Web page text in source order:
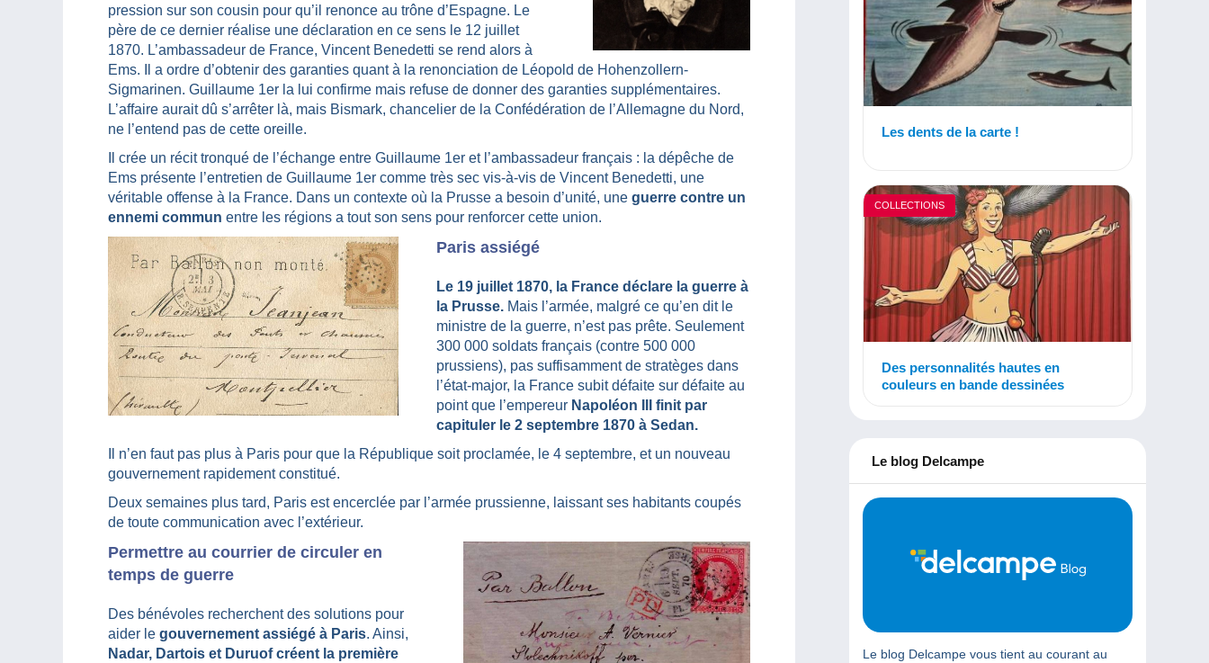
pression sur son cousin pour qu’il renonce au trône d’Espagne. Le
père de ce dernier réalise une déclaration en ce sens le 12 juillet
1870. L’ambassadeur de France, Vincent Benedetti se rend alors à
Ems. Il a ordre d’obtenir des garanties quant à la renonciation de Léopold de Hohenzollern-
Sigmarinen. Guillaume 1er la lui confirme mais refuse de donner des garanties supplémentaires.
L’affaire aurait dû s’arrêter là, mais Bismark, chancelier de la Confédération de l’Allemagne du Nord,
ne l’entend pas de cette oreille.
Il crée un récit tronqué de l’échange entre Guillaume 1er et l’ambassadeur français : la dépêche de
Ems présente l’entretien de Guillaume 1er comme très sec vis-à-vis de Vincent Benedetti, une
véritable offense à la France. Dans un contexte où la Prusse a besoin d’unité, une guerre contre un
ennemi commun entre les régions a tout son sens pour renforcer cette union.
Paris assiégé
Le 19 juillet 1870, la France déclare la guerre à
la Prusse. Mais l’armée, malgré ce qu’en dit le
ministre de la guerre, n’est pas prête. Seulement
300 000 soldats français (contre 500 000
prussiens), pas suffisamment de stratèges dans
l’état-major, la France subit défaite sur défaite au
point que l’empereur Napoléon III finit par
capituler le 2 septembre 1870 à Sedan.
Il n’en faut pas plus à Paris pour que la République soit proclamée, le 4 septembre, et un nouveau
gouvernement rapidement constitué.
Deux semaines plus tard, Paris est encerclée par l’armée prussienne, laissant ses habitants coupés
de toute communication avec l’extérieur.
Permettre au courrier de circuler en
temps de guerre
Des bénévoles recherchent des solutions pour
aider le gouvernement assiégé à Paris. Ainsi,
Nadar, Dartois et Duruof créent la première
Les dents de la carte !
COLLECTIONS
Des personnalités hautes en
couleurs en bande dessinées
Le blog Delcampe
Le blog Delcampe vous tient au courant au